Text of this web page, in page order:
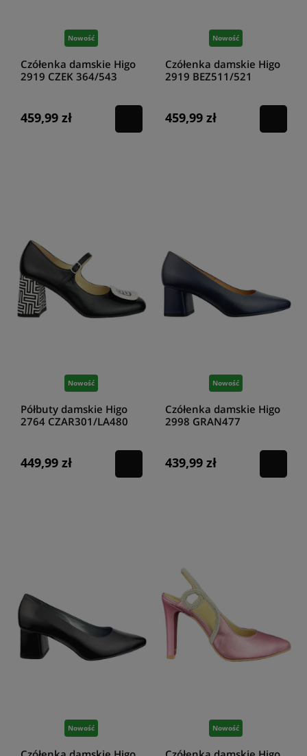
Nowość
Czółenka damskie Higo
2919 CZEK 364/543
459,99 zł
Nowość
Czółenka damskie Higo
2919 BEZ511/521
459,99 zł
Nowość
Półbuty damskie Higo
2764 CZAR301/LA480
449,99 zł
Nowość
Czółenka damskie Higo
2998 GRAN477
439,99 zł
Nowość Nowość